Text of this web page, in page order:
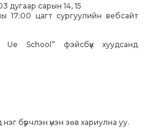
дугаар сарын 14, 15
17:00 цагт сургуулийн вебсайт
School” фэйсбүүк хуудсанд
бүрчлэн үнэн зөв хариулна уу.